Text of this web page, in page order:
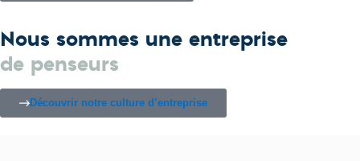
Nous sommes une entreprise
penseurs
Découvrir notre culture d’entreprise